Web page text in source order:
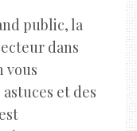
public, la
dans
vous
et des